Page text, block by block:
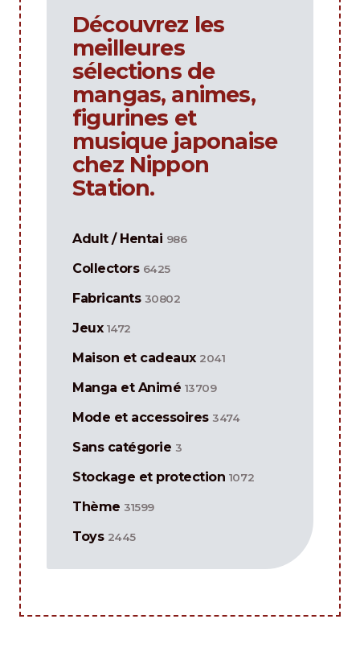
Découvrez les
meilleures
sélections de
mangas, animes,
figurines et
musique japonaise
chez Nippon
Station.
Adult / Hentai 986
Collectors 6425
Fabricants 30802
Jeux 1472
Maison et cadeaux 2041
Manga et Animé 13709
Mode et accessoires 3474
Sans catégorie 3
Stockage et protection 1072
Thème 31599
Toys 2445